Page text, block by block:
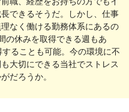
できるそうだ。しかし、仕事
なく働ける勤務体系にあるの
の休みを取得できる週もあ
ることも可能。今の環境に不
大切にできる当社でストレス
だろうか。